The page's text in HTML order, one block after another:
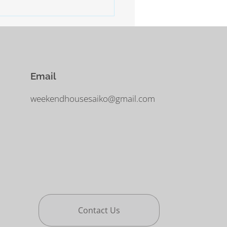
Email
weekendhousesaiko@gmail.com
Contact Us